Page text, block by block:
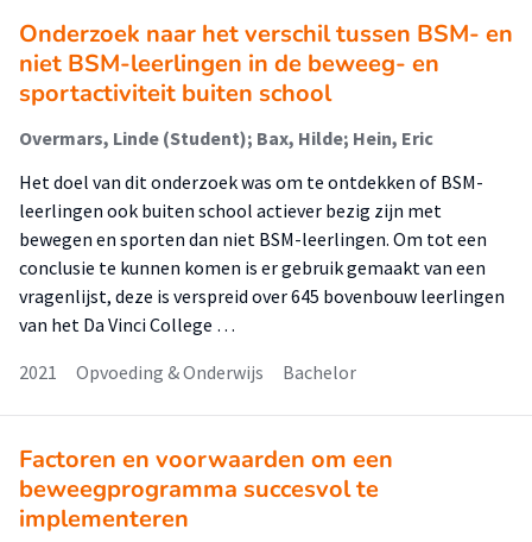
Onderzoek naar het verschil tussen BSM- en
niet BSM-leerlingen in de beweeg- en
sportactiviteit buiten school
Overmars, Linde (Student); Bax, Hilde; Hein, Eric
Het doel van dit onderzoek was om te ontdekken of BSM-
leerlingen ook buiten school actiever bezig zijn met
bewegen en sporten dan niet BSM-leerlingen. Om tot een
conclusie te kunnen komen is er gebruik gemaakt van een
vragenlijst, deze is verspreid over 645 bovenbouw leerlingen
van het Da Vinci College …
2021
Opvoeding & Onderwijs Bachelor
Factoren en voorwaarden om een
beweegprogramma succesvol te
implementeren